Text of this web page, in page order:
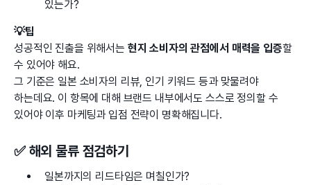
있는가?
💡팁
성공적인 진출을 위해서는 현지 소비자의 관점에서 매력을 입증할
수 있어야 해요.
그 기준은 일본 소비자의 리뷰, 인기 키워드 등과 맞물려야
하는데요. 이 항목에 대해 브랜드 내부에서도 스스로 정의할 수
있어야 이후 마케팅과 입점 전략이 명확해집니다.
✅ 해외 물류 점검하기
일본까지의 리드타임은 며칠인가?